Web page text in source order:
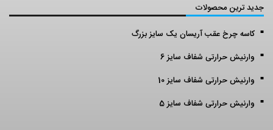
جدید ترین محصولات
کاسه چرخ عقب آریسان یک سایز بزرگ
وارنیش حرارتی شفاف سایز 6
وارنیش حرارتی شفاف سایز 10
وارنیش حرارتی شفاف سایز 5